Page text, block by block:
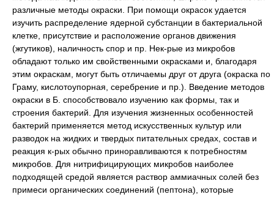
различные методы окраски. При помощи окрасок удается
изучить распределение ядерной субстанции в бактериальной
клетке, присутствие и расположение органов движения
(жгутиков), наличность спор и пр. Нек-рые из микробов
обладают только им свойственными окрасками и, благодаря
этим окраскам, могут быть отличаемы друг от друга (окраска по
Граму, кислотоупорная, серебрение и пр.). Введение методов
окраски в Б. способствовало изучению как формы, так и
строения бактерий. Для изучения жизненных особенностей
бактерий применяется метод искусственных культур или
разводок на жидких и твердых питательных средах, состав и
реакция к-рых обычно приноравливаются к потребностям
микробов. Для нитрифицирующих микробов наиболее
подходящей средой является раствор аммиачных солей без
примеси органических соединений (пептона), которые